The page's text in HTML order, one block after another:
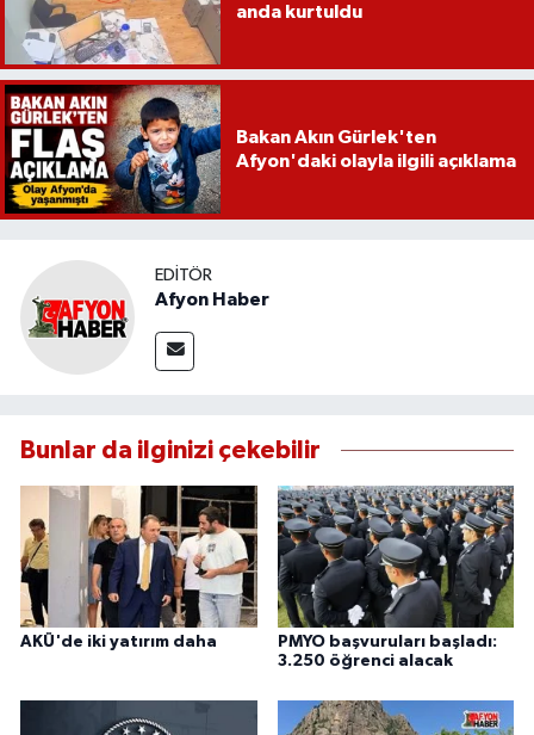
anda kurtuldu
Bakan Akın Gürlek'ten
Afyon'daki olayla ilgili açıklama
EDITÖR
Afyon Haber
Bunlar da ilginizi çekebilir
AKÜ'de iki yatırım daha
PMYO başvuruları başladı:
3.250 öğrenci alacak